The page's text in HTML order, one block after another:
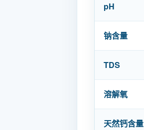
pH
钠含量
TDS
溶解氧
天然钙含量